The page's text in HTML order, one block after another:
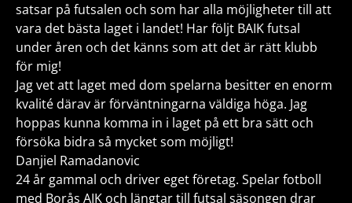
satsar på futsalen och som har alla möjligheter till att
vara det bästa laget i landet! Har följt BAIK futsal
under åren och det känns som att det är rätt klubb
för mig!
Jag vet att laget med dom spelarna besitter en enorm
kvalité därav är förväntningarna väldiga höga. Jag
hoppas kunna komma in i laget på ett bra sätt och
försöka bidra så mycket som möjligt!
Danjiel Ramadanovic
24 år gammal och driver eget företag. Spelar fotboll
med Borås AIK och längtar till futsal säsongen drar